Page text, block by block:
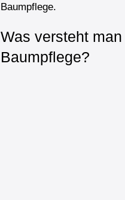
Baumpflege.
Was versteht
Baumpflege?